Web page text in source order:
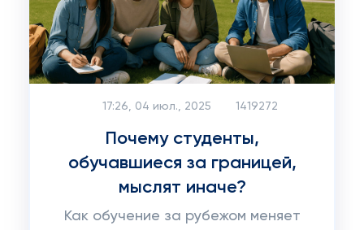
17:26, 04 июл., 2025 1419272
Почему студенты,
обучавшиеся за границей,
мыслят иначе?
Как обучение за рубежом меняет